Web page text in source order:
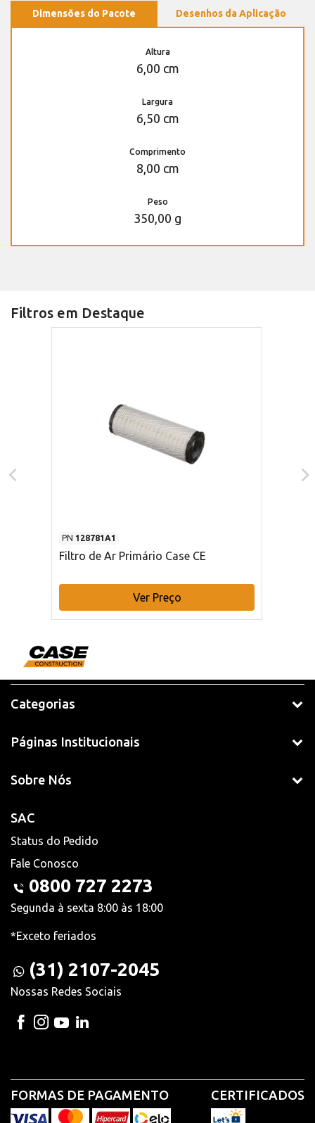
Dimensões do Pacote Desenhos da Aplicação
Altura
6,00 cm
Largura
6,50 cm
Comprimento
8,00 cm
Peso
350,00 g
Filtros em Destaque
PN 128781A1
Filtro de Ar Primário Case CE
Ver Preço
Categorias
Páginas Institucionais
Sobre Nós
SAC
Status do Pedido
Fale Conosco
0800 727 2273
Segunda à sexta 8:00 às 18:00
*Exceto feriados
(31) 2107-2045
Nossas Redes Sociais
FORMAS DE PAGAMENTO CERTIFICADOS